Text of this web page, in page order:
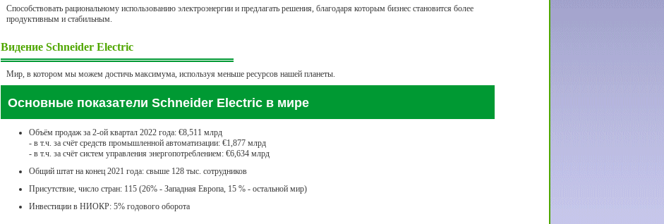
Способствовать рациональному использованию электроэнергии и предлагать решения, благодаря которым бизнес становится более
продуктивным и стабильным.
Видение Schneider Electric
Мир, в котором мы можем достичь максимума, используя меньше ресурсов нашей планеты.
Основные показатели Schneider Electric в мире
Объём продаж за 2-ой квартал 2022 года: €8,511 млрд
- в т.ч. за счёт средств промышленной автоматизации: €1,877 млрд
- в т.ч. за счёт систем управления энергопотреблением: €6,634 млрд
Общий штат на конец 2021 года: свыше 128 тыс. сотрудников
Присутствие, число стран: 115 (26% - Западная Европа, 15 % - остальной мир)
Инвестиции в НИОКР: 5% годового оборота